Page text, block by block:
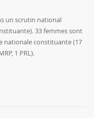
un scrutin national
33 femmes sont
nationale constituante (17
1 PRL).